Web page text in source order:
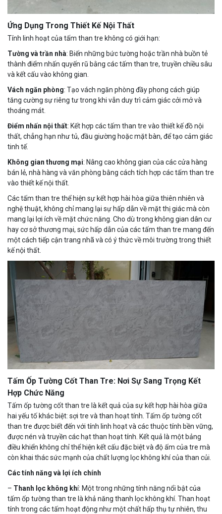
Ứng Dụng Trong Thiết Kế Nội Thất
Tính linh hoạt của tấm than tre không có giới hạn:
Tường và trần nhà: Biến những bức tường hoặc trần nhà buồn tẻ
thành điểm nhấn quyến rũ bằng các tấm than tre, truyền chiều sâu
và kết cấu vào không gian.
Vách ngăn phòng: Tạo vách ngăn phòng đầy phong cách giúp
tăng cường sự riêng tư trong khi vẫn duy trì cảm giác cởi mở và
thoáng mát.
Điểm nhấn nội thất: Kết hợp các tấm than tre vào thiết kế đồ nội
thất, chẳng hạn như tủ, đầu giường hoặc mặt bàn, để tạo cảm giác
tinh tế.
Không gian thương mại: Nâng cao không gian của các cửa hàng
bán lẻ, nhà hàng và văn phòng bằng cách tích hợp các tấm than tre
vào thiết kế nội thất.
Các tấm than tre thể hiện sự kết hợp hài hòa giữa thiên nhiên và
nghệ thuật, không chỉ mang lại sự hấp dẫn về mặt thị giác mà còn
mang lại lợi ích về mặt chức năng. Cho dù trong không gian dân cư
hay cơ sở thương mại, sức hấp dẫn của các tấm than tre mang đến
một cách tiếp cận trang nhã và có ý thức về môi trường trong thiết
kế nội thất.
Tấm Ốp Tường Cốt Than Tre: Nơi Sự Sang Trọng Kết
Hợp Chức Năng
Tấm ốp tường cốt than tre là kết quả của sự kết hợp hài hòa giữa
hai yếu tố khác biệt: sợi tre và than hoạt tính. Tấm ốp tường cốt
than tre được biết đến với tính linh hoạt và các thuộc tính bền vững,
được nén và truyền các hạt than hoạt tính. Kết quả là một bảng
điều khiển không chỉ thể hiện kết cấu đặc biệt và độ ấm của tre mà
còn khai thác sức mạnh của chất lượng lọc không khí của than củi.
Các tính năng và lợi ích chính
– Thanh lọc không khí: Một trong những tính năng nổi bật của
tấm ốp tường than tre là khả năng thanh lọc không khí. Than hoạt
tính trong các tấm hoạt động như một chất hấp thụ tự nhiên, thu